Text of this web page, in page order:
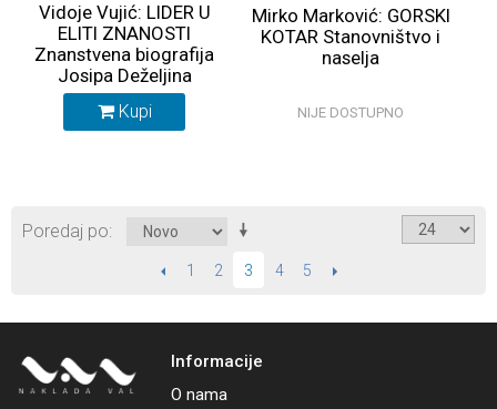
Vidoje Vujić: LIDER U
ELITI ZNANOSTI
Znanstvena biografija
Josipa Deželjina
Kupi
Mirko Marković: GORSKI
KOTAR Stanovništvo i
naselja
NIJE DOSTUPNO
Poredaj po
PRETHODNI
1 2 3 4 5 SLIJEDEĆI
Informacije
O nama